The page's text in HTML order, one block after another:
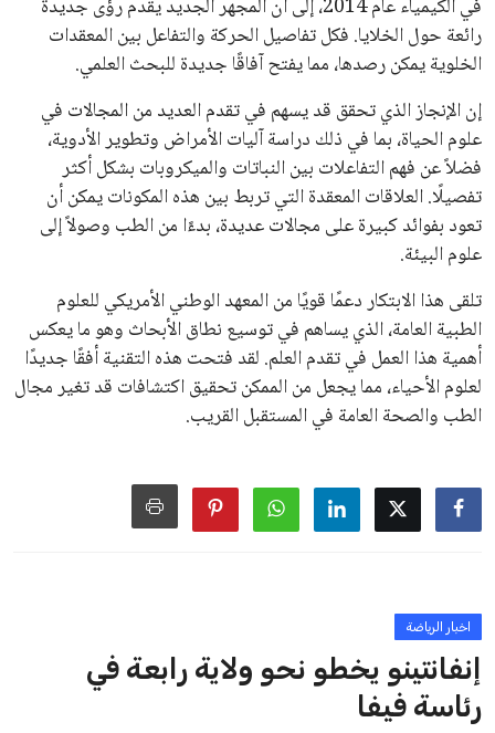
اتحادات أمريكا الجنوبية والكونكاكاف. وقد ساهمت مجموعة من
القرارات التي اتخذها في زيادة الموارد المالية لهذه الاتحادات، فضلاً
عن رفع عدد الفرق المشاركة في كأس العالم، وإطلاق بطولات دولية
جديدة تحت مظلة “فيفا”.
على الجانب الآخر، تتركز المعارضة بشكل ملحوظ داخل القارة
الأوروبية، حيث ارتفعت حدة الانتقادات الموجهة إلى إنفانتينو
بسبب التوسع المستمر في البطولات الدولية وأثر ذلك على الجدول
الزمني للمسابقات المحلية. وقد دعا رئيس رابطة الدوري الإسباني،
خافيير تيباس، إلى تنحّي إنفانتينو، معتبراً أن سياساته تضر بصناعة
كرة القدم وتزيد من ضغوط المباريات.
على الرغم من هذه الانتقادات، تشير التوقعات إلى أن إنفانتينو
يمتلك فرصًا كبيرة للفوز بولاية جديدة، خصوصًا في ظل غياب
منافس قوي يتمتع بإجماع داخل الأسرة الكروية الدولية. هذا يعزز
من فرص استمراره في قيادة “فيفا” حتى عام 2031.